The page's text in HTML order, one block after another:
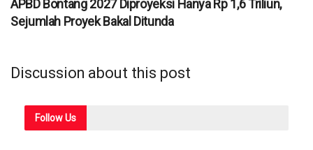
APBD Bontang 2027 Diproyeksi Hanya Rp 1,6 Triliun,
Sejumlah Proyek Bakal Ditunda
Discussion about this post
FollowUs